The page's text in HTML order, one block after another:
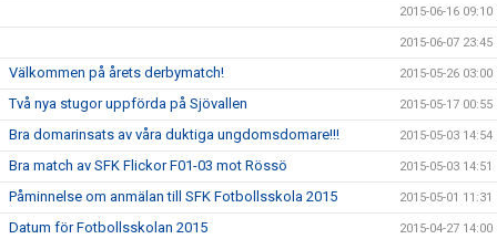
2015-06-16 09:10
2015-06-07 23:45
Välkommen på årets derbymatch! 2015-05-26 03:00
Två nya stugor uppförda på Sjövallen 2015-05-17 00:55
Bra domarinsats av våra duktiga ungdomsdomare!!! 2015-05-03 14:54
Bra match av SFK Flickor F01-03 mot Rössö 2015-05-03 14:51
Påminnelse om anmälan till SFK Fotbollsskola 2015 2015-05-01 11:31
Datum för Fotbollsskolan 2015 2015-04-27 14:00